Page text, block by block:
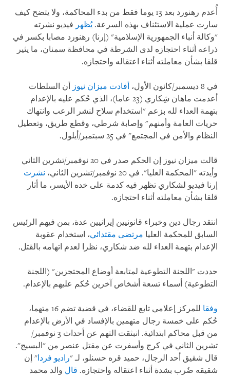
أُعدم رهنورد بعد 13 يوما فقط من بدء المحاكمة، ولا يتضح كيف
سارت عملية الاستئناف بهذه السرعة.يُظهر فيديو نشرته
"وكالة أنباء الجمهورية الإسلامية" (إرنا) رهنورد مصابا بكسر في
ذراعه أثناء احتجازه لدى الشرطة في محافظة سمنان، ما يثير
قلقا بشأن معاملته أثناء اعتقاله واحتجازه.
في 8 ديسمبر/كانون الأول، أفادت ميزان نيوز
أن السلطات
أعدمت ماهان شِكاري (23 عاما)، الذي حُكم عليه بالإعدام
بتهمة العداء لله بزعم "استخدام سلاح لنشر الرعب وانتهاك
حريات العامة وأمنهم" وإصابة شرطي، وقطع طريق، وتعطيل
النظام والأمن في المجتمع" في 25 سبتمبر/أيلول.
قالت ميزان نيوز إن الحكم صدر في 20 نوفمبر/تشرين الثاني
وأيدته "المحكمة العليا". في 20 نوفمبر/تشرين الثاني،
نشرت
إرنا فيديو لشكاري تظهر فيه كدمة على خده الأيسر، ما أثار
قلقا بشأن معاملته أثناء احتجازه.
انتقد رجال دين وخبراء قانونيين إيرانيين عدة، بمن فيهم الرئيس
السابق للمحكمة العليا مرتضى مقتدائي، استخدام عقوبة
الإعدام بتهمة العداء لله ضد شكاري، نظرا لعدم اتهامه بالقتل.
حددت "اللجنة التطوعية لمتابعة أوضاع المحتجزين" (اللجنة
التطوعية) أسماء تسعة أشخاص آخرين حُكم عليهم بالإعدام.
وفقا
للمركز إعلامي تابع للقضاء، في قضية تضم 16 متهما،
حُكم على خمسة رجال متهمين بالإفساد في الأرض بالإعدام
من قبل محاكم ابتدائية. انبثقت التهم عن أحداث 3 نوفمبر/
تشرين الثاني في كرج وأسفرت عن مقتل عنصر من "البسيج".
قال شقيق أحد الرجال، حميد قره حسنلو، لـ "راديو فردا " إن
شقيقه ضُرب بشدة أثناء اعتقاله واحتجازه. قال والد محمد